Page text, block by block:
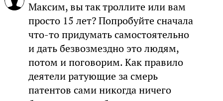
Максим, вы так троллите или вам
просто 15 лет? Попробуйте сначала
что-то придумать самостоятельно
и дать безвозмездно это людям,
потом и поговорим. Как правило
деятели ратующие за смерь
патентов сами никогда ничего